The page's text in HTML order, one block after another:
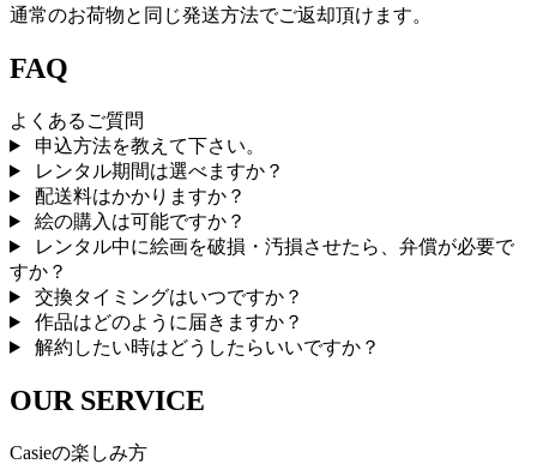
通常のお荷物と同じ発送方法でご返却頂けます。
FAQ
よくあるご質問
申込方法を教えて下さい。
レンタル期間は選べますか？
配送料はかかりますか？
絵の購入は可能ですか？
レンタル中に絵画を破損・汚損させたら、弁償が必要で
すか？
交換タイミングはいつですか？
作品はどのように届きますか？
解約したい時はどうしたらいいですか？
OUR SERVICE
Casieの楽しみ方